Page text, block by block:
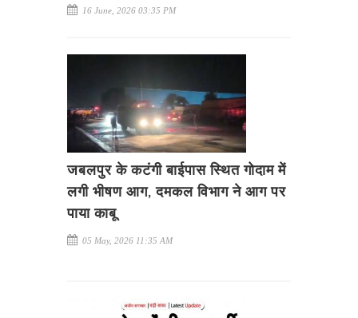
16 June, 2026 03:35 PM
जबलपुर के कटंगी बाईपास स्थित गोदाम में
लगी भीषण आग, दमकल विभाग ने आग पर
पाया काबू
05 May, 2026 11:35 AM